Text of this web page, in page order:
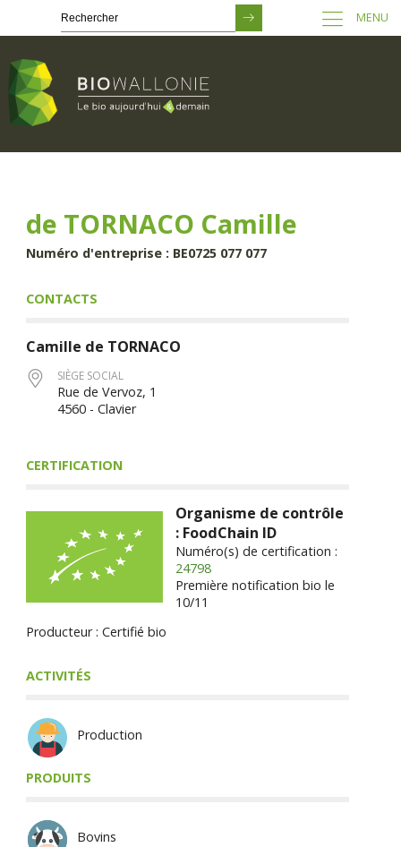
principal
MENU
de TORNACO Camille
Numéro d'entreprise : BE0725 077 077
CONTACTS
Camille de TORNACO
SIÈGE SOCIAL
Rue de Vervoz, 1
4560 - Clavier
CERTIFICATION
Organisme de contrôle
: FoodChain ID
Numéro(s) de certification :
24798
Première notification bio le
10/11
Producteur : Certifié bio
ACTIVITÉS
Production
PRODUITS
Bovins